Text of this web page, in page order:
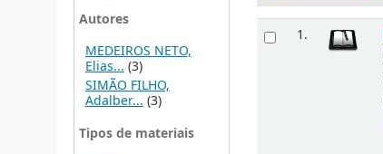
Autores
MEDEIROS NETO,
Elias... (3)
SIMÃO FILHO,
Adalber...(3)
Tipos de materiais
1.